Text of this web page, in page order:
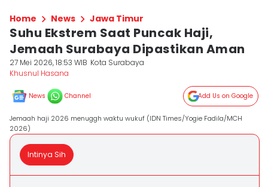
Home News Jawa Timur
Suhu Ekstrem Saat Puncak Haji,
Jemaah Surabaya Dipastikan Aman
27 Mei 2026, 18:53 WIB Kota Surabaya
Khusnul Hasana
News Channel Add Us on Google
Jemaah haji 2026 menuggh waktu wukuf (IDN Times/Yogie Fadila/MCH
2026)
Intinya Sih